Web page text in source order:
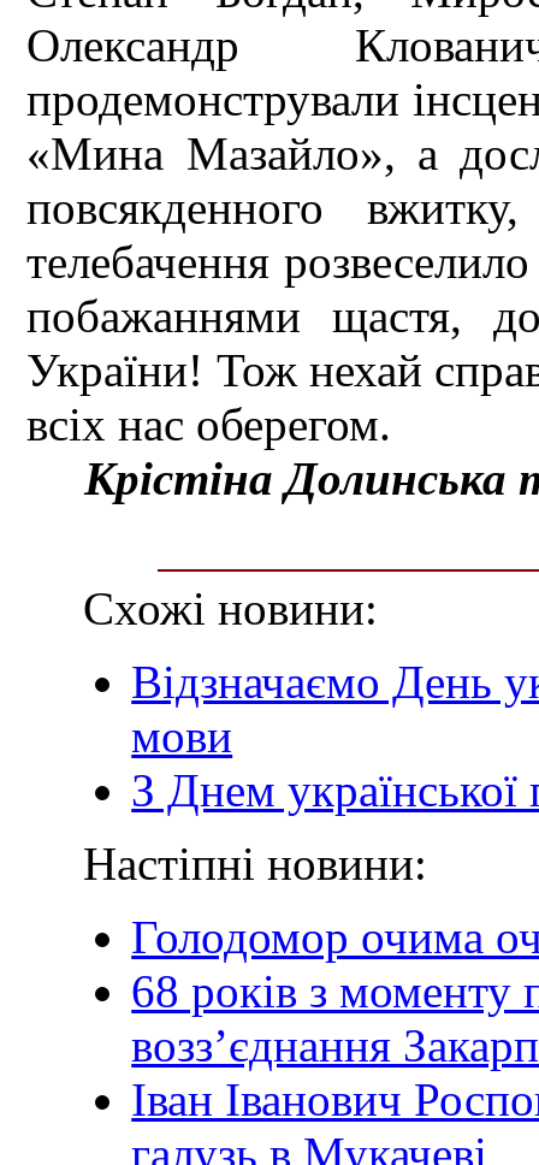
Олександр
продемонстрували
«Мина Мазайло», а
повсякденного
телебачення
побажаннями щастя,
України! Тож нехай
всіх нас оберегом.
Крістіна Долинська
Схожі новини:
Відзначаємо День
мови
З Днем
Настіпні новини:
Голодомор очима
68 років з моменту
возз’єднання
Іван Іванович
галузь в Мукачеві